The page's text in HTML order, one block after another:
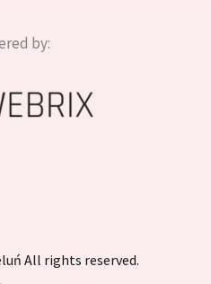
by:
All rights reserved.